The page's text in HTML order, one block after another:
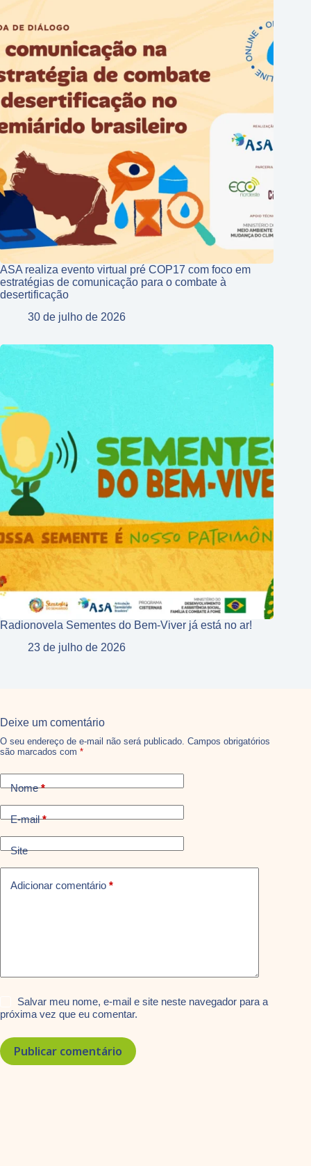
ASA realiza evento virtual pré COP17 com foco em
estratégias de comunicação para o combate à
desertificação
30 de julho de 2026
Radionovela Sementes do Bem-Viver já está no ar!
23 de julho de 2026
Deixe um comentário
O seu endereço de e-mail não será publicado. Campos obrigatórios
são marcados com *
Nome*
E-mail*
Site
Adicionar comentário *
Salvar meu nome, e-mail e site neste navegador para a
próxima vez que eu comentar.
Publicar comentário